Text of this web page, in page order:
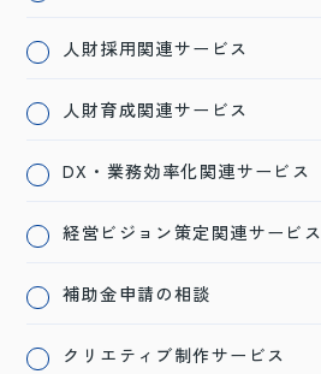
人財採用関連サービス
人財育成関連サービス
DX・業務効率化関連サービス
経営ビジョン策定関連サービス
補助金申請の相談
クリエティブ制作サービス